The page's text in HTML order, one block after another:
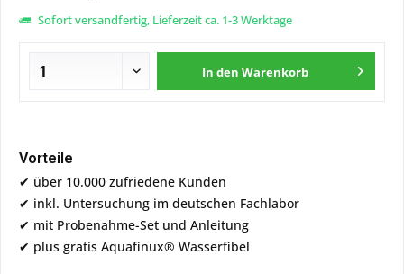
Sofort versandfertig, Lieferzeit ca. 1-3 Werktage
In den Warenkorb
Vorteile
✔ über 10.000 zufriedene Kunden
✔ inkl. Untersuchung im deutschen Fachlabor
✔ mit Probenahme-Set und Anleitung
✔ plus gratis Aquafinux® Wasserfibel